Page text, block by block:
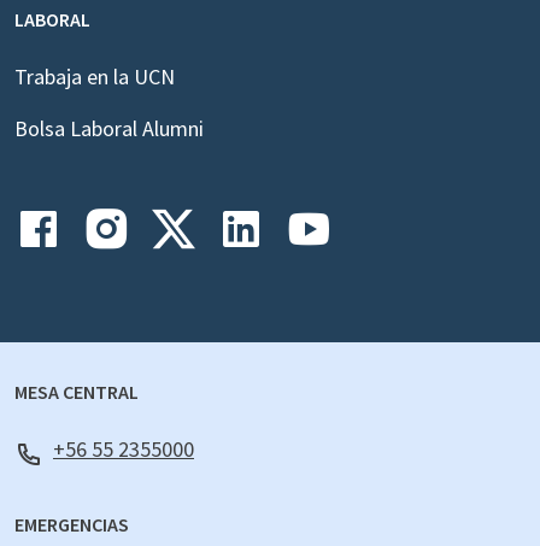
LABORAL
Trabaja en la UCN
Bolsa Laboral Alumni
MESA CENTRAL
+56 55 2355000
EMERGENCIAS